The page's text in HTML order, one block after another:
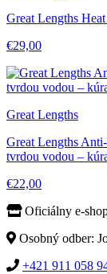
Great Lengths
€29,00
Great Lengths
Great Lengths
tvrdou vodou –
€22,00
Oficiálny e-
Osobný odber:
+421 911 058